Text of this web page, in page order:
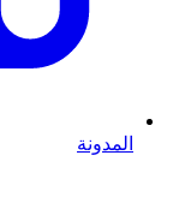
المدونة